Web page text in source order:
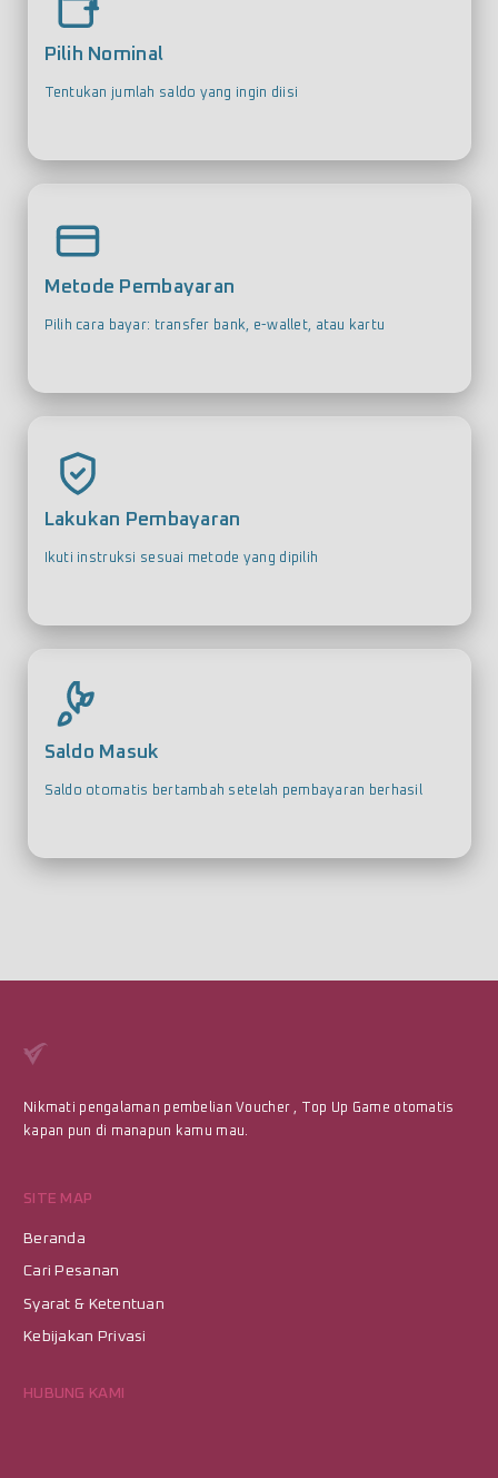
Pilih Nominal
Tentukan jumlah saldo yang ingin diisi
Metode Pembayaran
Pilih cara bayar: transfer bank, e-wallet, atau kartu
Lakukan Pembayaran
Ikuti instruksi sesuai metode yang dipilih
Saldo Masuk
Saldo otomatis bertambah setelah pembayaran berhasil
Nikmati pengalaman pembelian Voucher , Top Up Game otomatis
kapan pun di manapun kamu mau.
SITE MAP
Beranda
Cari Pesanan
Syarat & Ketentuan
Kebijakan Privasi
HUBUNG KAMI